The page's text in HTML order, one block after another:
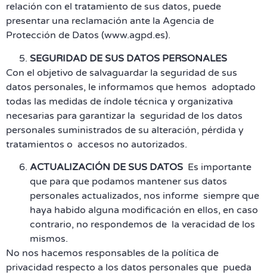
relación con el tratamiento de sus datos, puede
presentar una reclamación ante la Agencia de
Protección de Datos (www.agpd.es).
SEGURIDAD DE SUS DATOS PERSONALES
Con el objetivo de salvaguardar la seguridad de sus
datos personales, le informamos que hemos adoptado
todas las medidas de índole técnica y organizativa
necesarias para garantizar la seguridad de los datos
personales suministrados de su alteración, pérdida y
tratamientos o accesos no autorizados.
ACTUALIZACIÓN DE SUS DATOS Es importante
que para que podamos mantener sus datos
personales actualizados, nos informe siempre que
haya habido alguna modificación en ellos, en caso
contrario, no respondemos de la veracidad de los
mismos.
No nos hacemos responsables de la política de
privacidad respecto a los datos personales que pueda